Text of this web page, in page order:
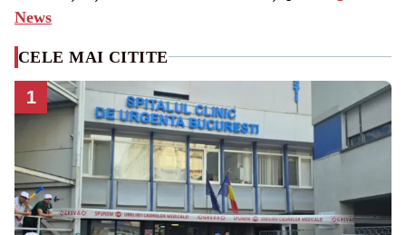
News
CELE MAI CITITE
1